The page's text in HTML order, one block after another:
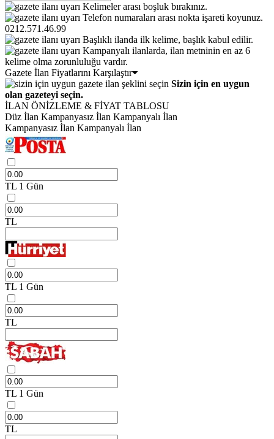
Kelimeler arası boşluk bırakınız.
Telefon numaraları arası nokta işareti koyunuz.
0212.571.46.99
Başlıklı ilanda ilk kelime, başlık kabul edilir.
Kampanyalı ilanlarda, ilan metninin en az 6
kelime olma zorunluluğu vardır.
Gazete İlan Fiyatlarını Karşılaştır
Sizin için en uygun
olan gazeteyi seçin.
İLAN ÖNİZLEME & FİYAT TABLOSU
Düz İlan Kampanyasız İlan Kampanyalı İlan
Kampanyasız İlan Kampanyalı İlan
TL 1 Gün
TL
TL 1 Gün
TL
TL 1 Gün
TL